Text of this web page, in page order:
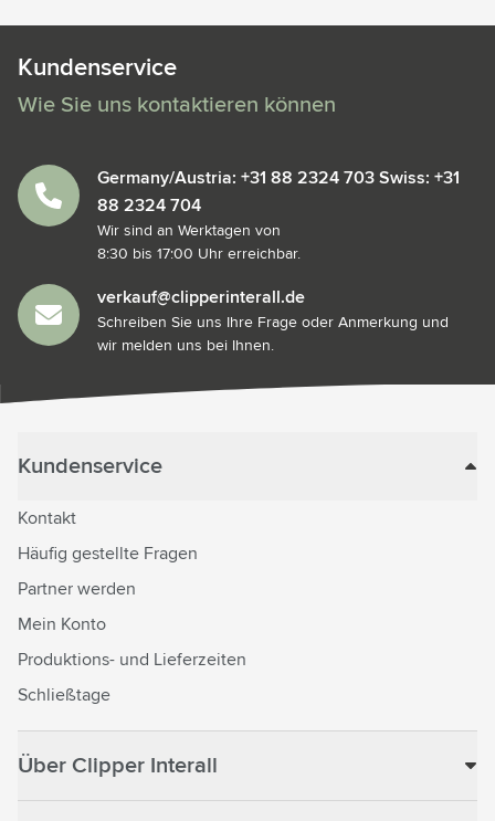
Kundenservice
Wie Sie uns kontaktieren können
Germany/Austria: +31 88 2324 703 Swiss: +31
88 2324 704
Wir sind an Werktagen von
8:30 bis 17:00 Uhr erreichbar.
verkauf@clipperinterall.de
Schreiben Sie uns Ihre Frage oder Anmerkung und
wir melden uns bei Ihnen.
Kundenservice
Kontakt
Häufig gestellte Fragen
Partner werden
Mein Konto
Produktions- und Lieferzeiten
Schließtage
Über Clipper Interall